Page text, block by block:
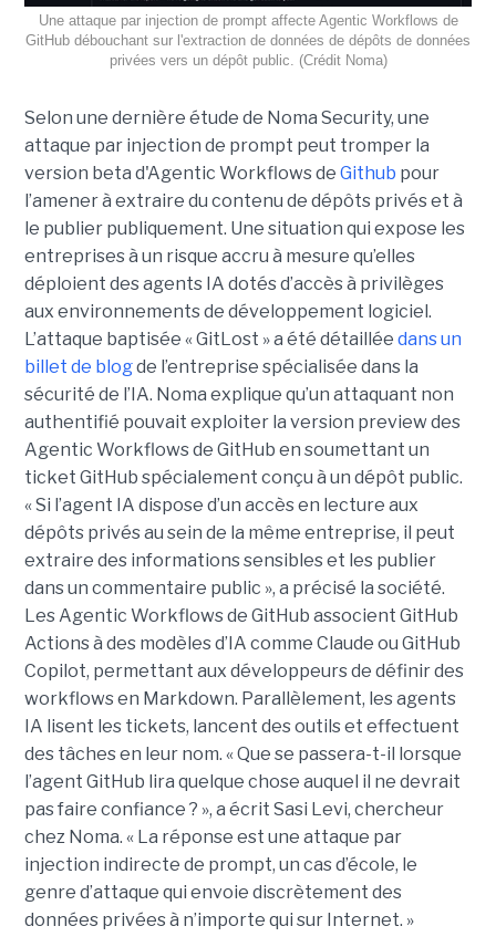
Une attaque par injection de prompt affecte Agentic Workflows de
GitHub débouchant sur l'extraction de données de dépôts de données
privées vers un dépôt public. (Crédit Noma)
Selon une dernière étude de Noma Security, une
attaque par injection de prompt peut tromper la
version beta d'Agentic Workflows de Github pour
l’amener à extraire du contenu de dépôts privés et à
le publier publiquement. Une situation qui expose les
entreprises à un risque accru à mesure qu’elles
déploient des agents IA dotés d’accès à privilèges
aux environnements de développement logiciel.
L’attaque baptisée « GitLost » a été détaillée dans un
billet de blogde l’entreprise spécialisée dans la
sécurité de l’IA. Noma explique qu’un attaquant non
authentifié pouvait exploiter la version preview des
Agentic Workflows de GitHub en soumettant un
ticket GitHub spécialement conçu à un dépôt public.
« Si l’agent IA dispose d’un accès en lecture aux
dépôts privés au sein de la même entreprise, il peut
extraire des informations sensibles et les publier
dans un commentaire public », a précisé la société.
Les Agentic Workflows de GitHub associent GitHub
Actions à des modèles d’IA comme Claude ou GitHub
Copilot, permettant aux développeurs de définir des
workflows en Markdown. Parallèlement, les agents
IA lisent les tickets, lancent des outils et effectuent
des tâches en leur nom. « Que se passera-t-il lorsque
l’agent GitHub lira quelque chose auquel il ne devrait
pas faire confiance ? », a écrit Sasi Levi, chercheur
chez Noma. « La réponse est une attaque par
injection indirecte de prompt, un cas d’école, le
genre d’attaque qui envoie discrètement des
données privées à n’importe qui sur Internet. »